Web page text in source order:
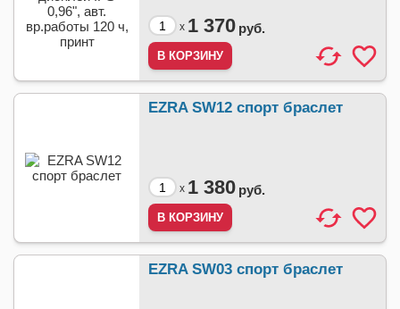
x 1 370 руб.
EZRA SW12 спорт браслет
x 1 380 руб.
EZRA SW03 спорт браслет